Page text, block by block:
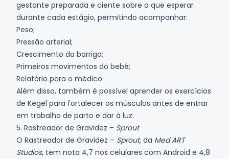
gestante preparada e ciente sobre o que esperar
durante cada estágio, permitindo acompanhar:
Peso;
Pressão arterial;
Crescimento da barriga;
Primeiros movimentos do bebê;
Relatório para o médico.
Além disso, também é possível aprender os exercícios
de Kegel para fortalecer os músculos antes de entrar
em trabalho de parto e dar à luz.
5. Rastreador de Gravidez – Sprout
O Rastreador de Gravidez – Sprout, da Med ART
Studios, tem nota 4,7 nos celulares com Android e 4,8